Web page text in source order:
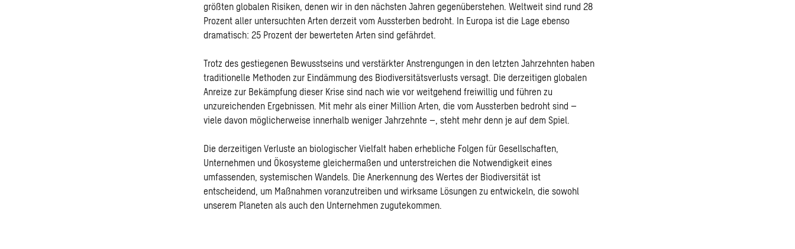
größten globalen Risiken, denen wir in den nächsten Jahren gegenüberstehen. Weltweit sind rund 28
Prozent aller untersuchten Arten derzeit vom Aussterben bedroht. In Europa ist die Lage ebenso
dramatisch: 25 Prozent der bewerteten Arten sind gefährdet.
Trotz des gestiegenen Bewusstseins und verstärkter Anstrengungen in den letzten Jahrzehnten haben
traditionelle Methoden zur Eindämmung des Biodiversitätsverlusts versagt. Die derzeitigen globalen
Anreize zur Bekämpfung dieser Krise sind nach wie vor weitgehend freiwillig und führen zu
unzureichenden Ergebnissen. Mit mehr als einer Million Arten, die vom Aussterben bedroht sind –
viele davon möglicherweise innerhalb weniger Jahrzehnte –, steht mehr denn je auf dem Spiel.
Die derzeitigen Verluste an biologischer Vielfalt haben erhebliche Folgen für Gesellschaften,
Unternehmen und Ökosysteme gleichermaßen und unterstreichen die Notwendigkeit eines
umfassenden, systemischen Wandels. Die Anerkennung des Wertes der Biodiversität ist
entscheidend, um Maßnahmen voranzutreiben und wirksame Lösungen zu entwickeln, die sowohl
unserem Planeten als auch den Unternehmen zugutekommen.